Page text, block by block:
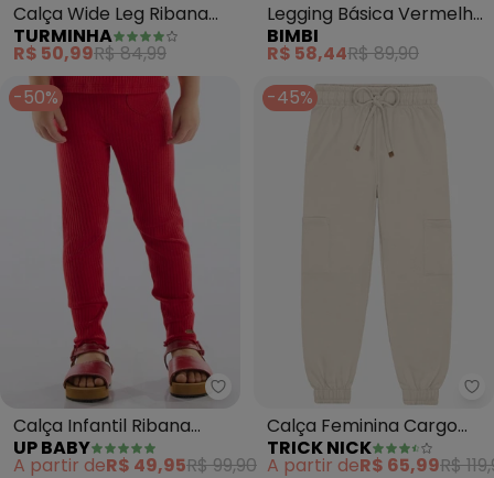
Calça Wide Leg Ribana
(Verde)
TURMINHA
R$ 50,99R$ 84,99
Legging Básica Vermelha
(Vermelho)
BIMBI
R$ 58,44R$ 89,90
-50%
Up Baby - Calça Infantil
Calça Infantil Ribana
Canelada (Vermelho)
UP BABY
A partir deR$ 49,95R$ 99,90
-45%
Calça Feminina Cargo
Moletom (Bege)
TRICK NICK
A partir deR$ 65,99R$